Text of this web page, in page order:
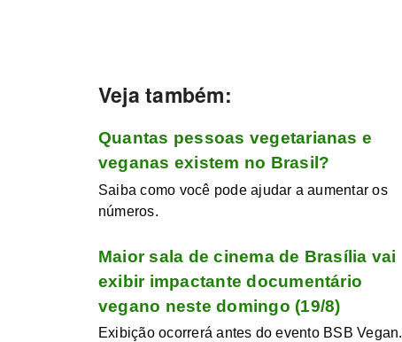
Veja também:
Quantas pessoas vegetarianas e
veganas existem no Brasil?
Saiba como você pode ajudar a aumentar os
números.
Maior sala de cinema de Brasília vai
exibir impactante documentário
vegano neste domingo (19/8)
Exibição ocorrerá antes do evento BSB Vegan.